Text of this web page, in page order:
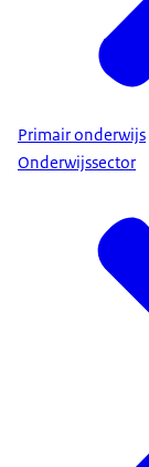
Primair onderwijs
Onderwijssector